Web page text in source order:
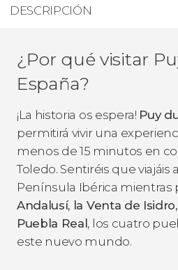
DESCRIPCIÓN
¿Por qué visitar
España?
¡La historia os espera! Puy
permitirá vivir una
menos de 15 minutos en
Toledo. Sentiréis que viajáis
Península Ibérica mientras
Andalusí, la Venta de
Puebla Real, los cuatro
este nuevo mundo.